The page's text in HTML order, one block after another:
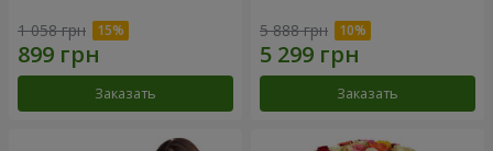
1 058 грн
Заказать
5 888 грн
Заказать